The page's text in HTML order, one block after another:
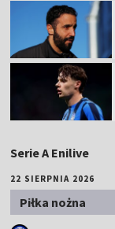
Serie A Enilive
22 SIERPNIA 2026
Piłka nożna